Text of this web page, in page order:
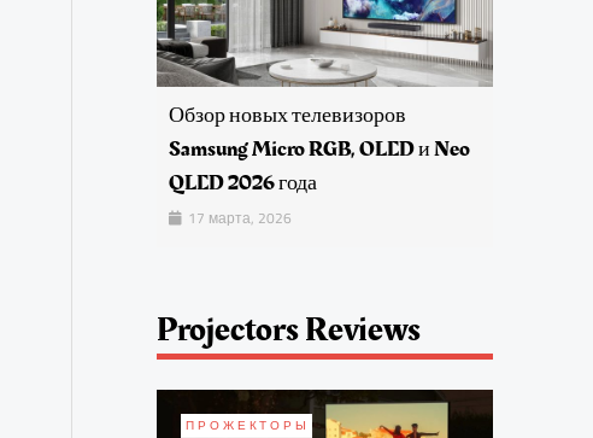
Обзор новых телевизоров
Samsung Micro RGB, OLED и Neo
QLED 2026 года
17 марта, 2026
Projectors Reviews
ПРОЖЕКТОРЫ